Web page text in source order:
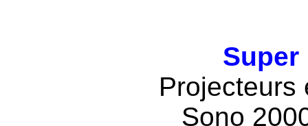
Super
Projecteurs
Sono